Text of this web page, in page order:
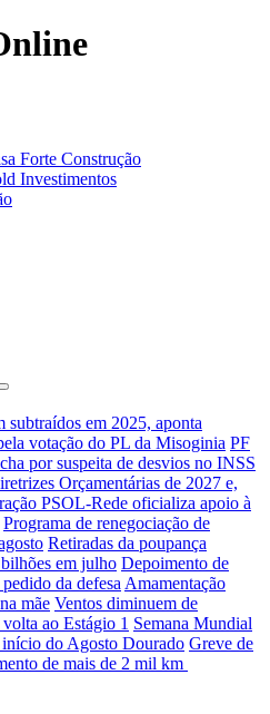
em 2025, aponta
votação do PL da Misoginia PF
por suspeita de desvios no INSS
Orçamentárias de 2027 e,
PSOL-Rede oficializa apoio à
Programa de renegociação de
Retiradas da poupança
em julho Depoimento de
da defesa Amamentação
mãe Ventos diminuem de
ao Estágio 1 Semana Mundial
do Agosto Dourado Greve de
de mais de 2 mil km